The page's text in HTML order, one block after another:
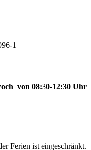
1
von 08:30-12:30 Uhr
Ferien ist eingeschränkt.